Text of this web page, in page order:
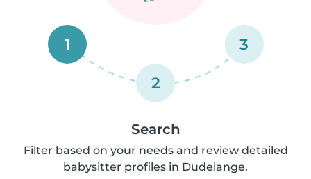
1
2
3
Search
Filter based on your needs and review detailed
babysitter profiles in Dudelange.